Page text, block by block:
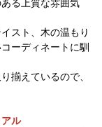
る上質な雰囲気
スト、木の温もり
ーディネートに馴
揃えているので、
ル